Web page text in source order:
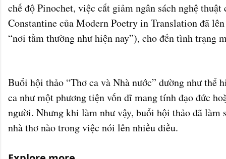
chế độ Pinochet, việc cắt giảm ngân sách nghệ
Constantine của Modern Poetry in Translation đã
“nơi tầm thường như hiện nay”), cho đến tình trạng
Buổi hội thảo “Thơ ca và Nhà nước” dường như thể
ca như một phương tiện vốn dĩ mang tính đạo đức
người. Nhưng khi làm như vậy, buổi hội thảo đã làm
nhà thơ nào trong việc nói lên nhiều điều.